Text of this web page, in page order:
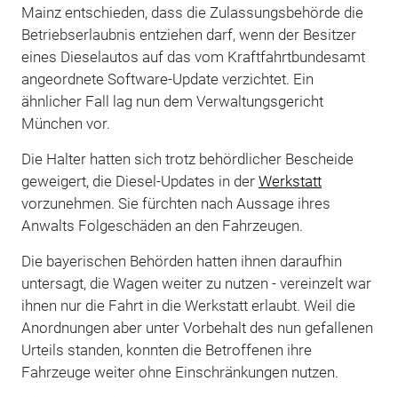
Mainz entschieden, dass die Zulassungsbehörde die
Betriebserlaubnis entziehen darf, wenn der Besitzer
eines Dieselautos auf das vom Kraftfahrtbundesamt
angeordnete Software-Update verzichtet. Ein
ähnlicher Fall lag nun dem Verwaltungsgericht
München vor.
Die Halter hatten sich trotz behördlicher Bescheide
geweigert, die Diesel-Updates in der Werkstatt
vorzunehmen. Sie fürchten nach Aussage ihres
Anwalts Folgeschäden an den Fahrzeugen.
Die bayerischen Behörden hatten ihnen daraufhin
untersagt, die Wagen weiter zu nutzen - vereinzelt war
ihnen nur die Fahrt in die Werkstatt erlaubt. Weil die
Anordnungen aber unter Vorbehalt des nun gefallenen
Urteils standen, konnten die Betroffenen ihre
Fahrzeuge weiter ohne Einschränkungen nutzen.